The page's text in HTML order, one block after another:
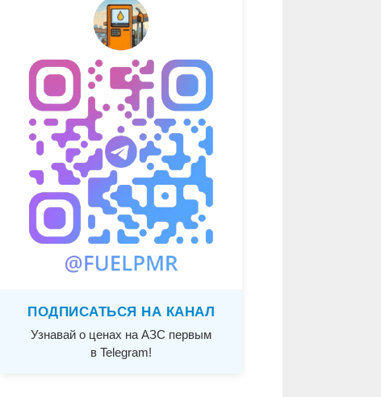
ПОДПИСАТЬСЯ НА КАНАЛ
Узнавай о ценах на АЗС первым
в Telegram!